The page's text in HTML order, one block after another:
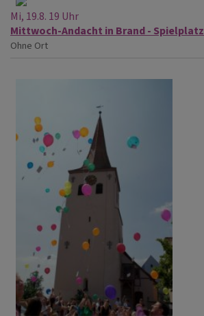
Mi, 19.8. 19 Uhr
Mittwoch-Andacht in Brand - Spielplatz
Ohne Ort